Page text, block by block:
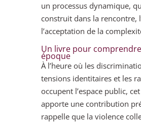
un processus dynamique,
construit dans la rencontre,
l’acceptation de la
Un livre pour
époque
À l’heure où les
tensions identitaires et les
occupent l’espace public,
apporte une contribution
rappelle que la violence